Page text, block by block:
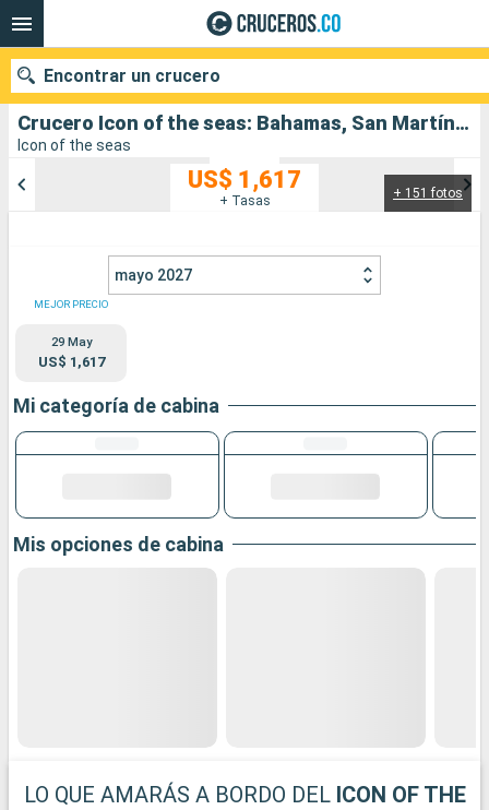
Crucero Icon of the seas: Bahamas, San Martín, Estados Unidos salida desde Miami
Icon of the seas
+ 151 fotos
US$ 1,617
+ Tasas
mayo 2027
MEJOR PRECIO
29 May
US$ 1,617
Mi categoría de cabina
Mis opciones de cabina
LO QUE AMARÁS A BORDO DEL ICON OF THE
Encontrar un crucero
Puertos Compañías